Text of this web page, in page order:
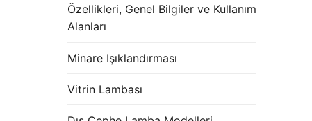
Özellikleri, Genel Bilgiler ve Kullanım
Alanları
Minare Işıklandırması
Vitrin Lambası